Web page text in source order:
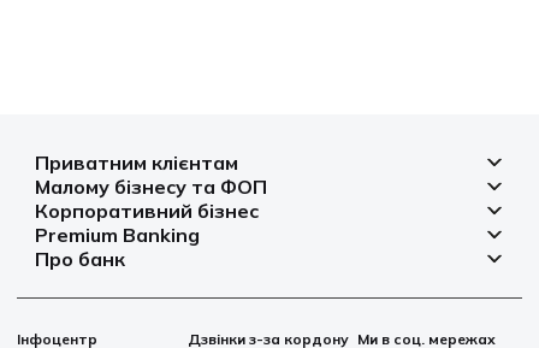
Приватним клієнтам
Депозити
Кредити
Платіжні картки
Платежі
Іпотека
Малому бізнесу та ФОП
Рахунок для бізнесу
Фінансування
Корпоративний бізнес
Рахунки і платежі
Депозити
Premium Banking
Депозити
Платіжні картки
Банківські сейфи
Про банк
Інфоцентр Дзвінки з-за кордону Ми в соц. мережах